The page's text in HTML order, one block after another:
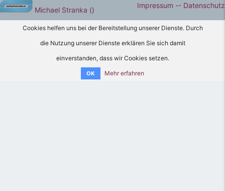
Michael Stranka ()
- Datenschutz
Impressum -
Cookies helfen uns bei der Bereitstellung unserer Dienste. Durch
die Nutzung unserer Dienste erklären Sie sich damit
einverstanden, dass wir Cookies setzen.
OK Mehr erfahren